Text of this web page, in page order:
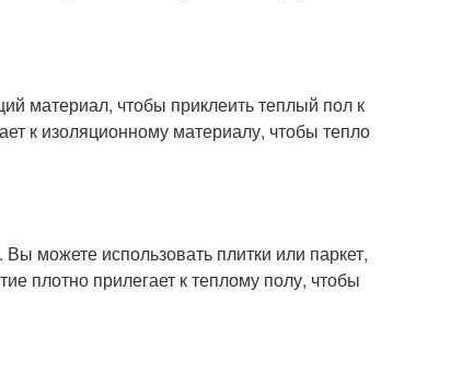
материал, чтобы приклеить теплый пол к
к изоляционному материалу, чтобы тепло
можете использовать плитки или паркет,
плотно прилегает к теплому полу, чтобы